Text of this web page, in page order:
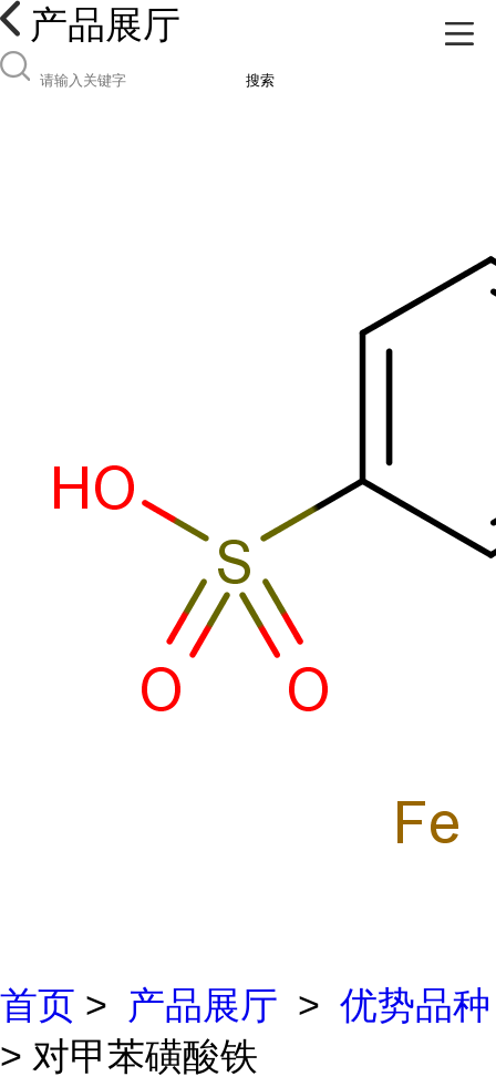
产品展厅
搜索
首页 > 产品展厅 > 优势品种
> 对甲苯磺酸铁